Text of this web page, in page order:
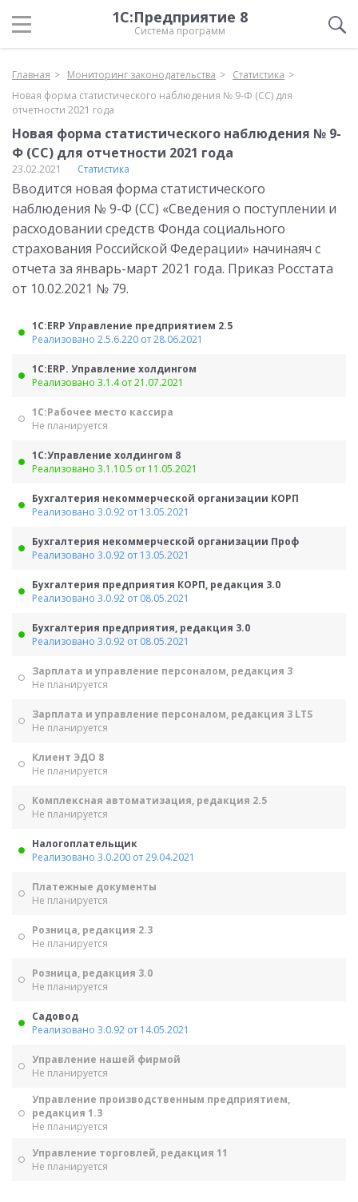
1С:Предприятие 8
Система программ
Главная Мониторинг законодательства
Статистика
Новая форма статистического наблюдения № 9-Ф (СС) для
отчетности 2021 года
Новая форма статистического наблюдения № 9-
Ф (СС) для отчетности 2021 года
23.02.2021 Статистика
Вводится новая форма статистического
наблюдения № 9-Ф (СС) «Сведения о поступлении и
расходовании средств Фонда социального
страхования Российской Федерации» начинаяч с
отчета за январь-март 2021 года. Приказ Росстата
от 10.02.2021 № 79.
1С:ERP Управление предприятием 2.5
Реализовано 2.5.6.220 от 28.06.2021
1С:ERP. Управление холдингом
Реализовано 3.1.4 от 21.07.2021
1С:Рабочее место кассира
Не планируется
1С:Управление холдингом 8
Реализовано 3.1.10.5 от 11.05.2021
Бухгалтерия некоммерческой организации КОРП
Реализовано 3.0.92 от 13.05.2021
Бухгалтерия некоммерческой организации Проф
Реализовано 3.0.92 от 13.05.2021
Бухгалтерия предприятия КОРП, редакция 3.0
Реализовано 3.0.92 от 08.05.2021
Бухгалтерия предприятия, редакция 3.0
Реализовано 3.0.92 от 08.05.2021
Зарплата и управление персоналом, редакция 3
Не планируется
Зарплата и управление персоналом, редакция 3 LTS
Не планируется
Клиент ЭДО 8
Не планируется
Комплексная автоматизация, редакция 2.5
Не планируется
Налогоплательщик
Реализовано 3.0.200 от 29.04.2021
Платежные документы
Не планируется
Розница, редакция 2.3
Не планируется
Розница, редакция 3.0
Не планируется
Садовод
Реализовано 3.0.92 от 14.05.2021
Управление нашей фирмой
Не планируется
Управление производственным предприятием,
редакция 1.3
Не планируется
Управление торговлей, редакция 11
Не планируется